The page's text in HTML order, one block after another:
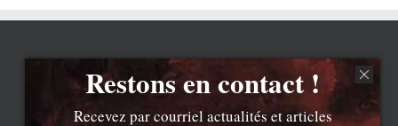
Restons en contact !
Recevez par courriel actualités et articles